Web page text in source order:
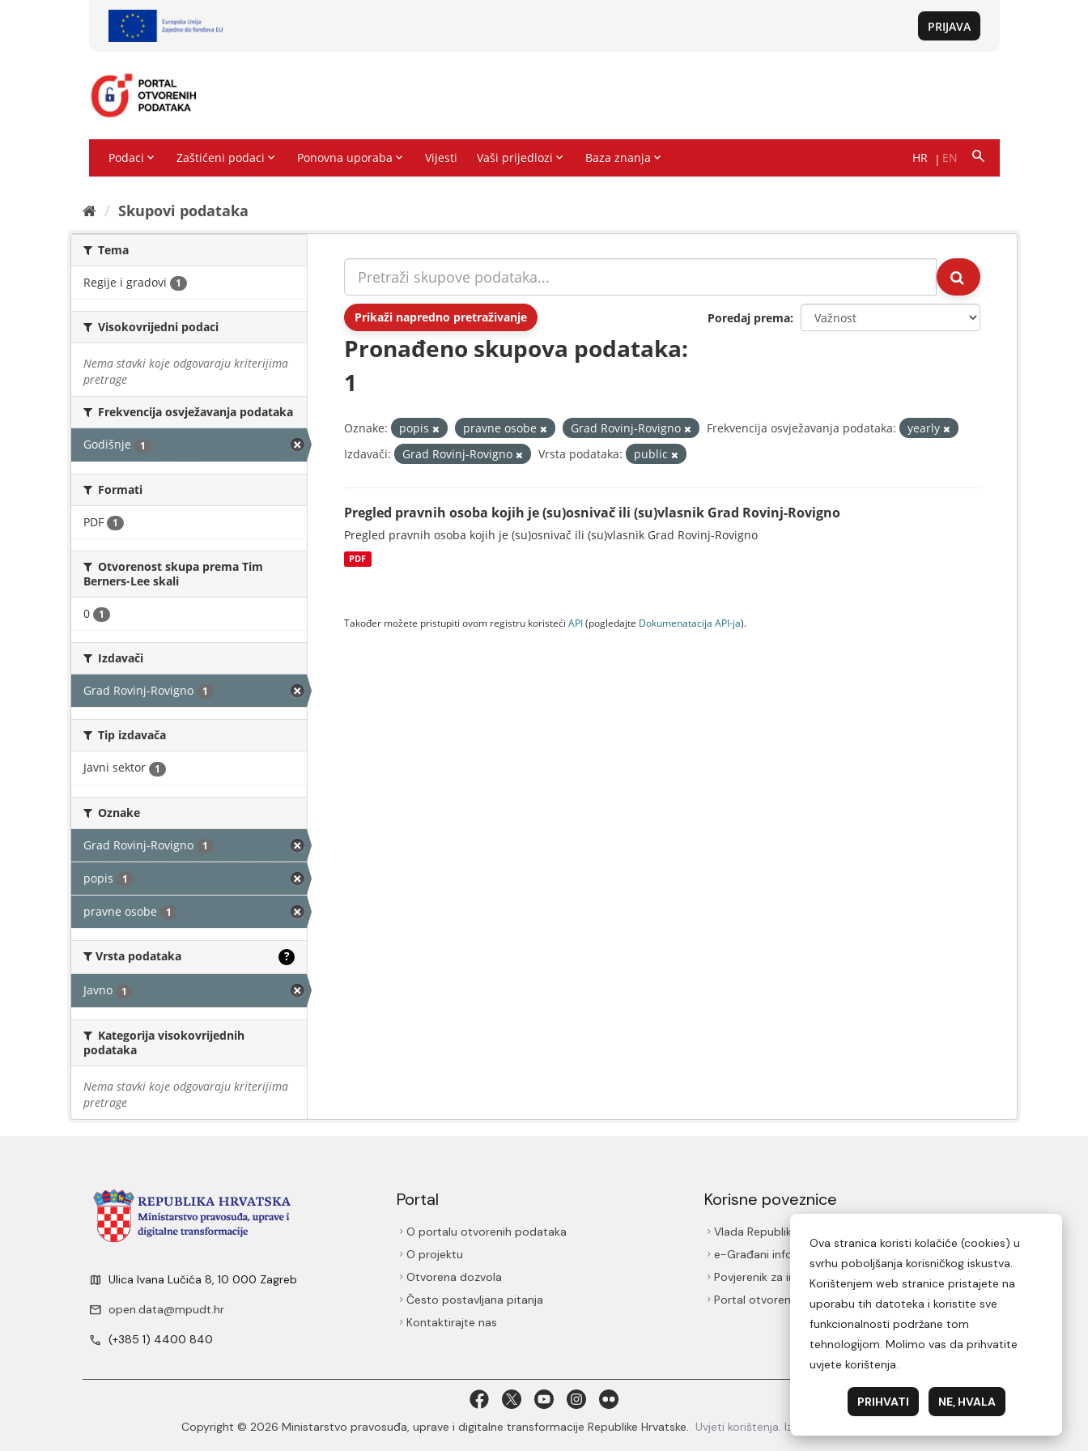
Skupovi podаtаkа
Tema
Regije i gradovi 1
Visokovrijedni podaci
Nema stavki koje odgovaraju kriterijima
pretrage
Frekvencija osvježavanja podataka
Godišnje 1
Formati
PDF 1
Otvorenost skupa prema Tim
Berners-Lee skali
0 1
Izdavači
Grad Rovinj-Rovigno 1
Tip izdavača
Javni sektor 1
Oznake
Grad Rovinj-Rovigno 1
popis 1
pravne osobe 1
Vrsta podataka ?
Javno 1
Kategorija visokovrijednih
podataka
Nema stavki koje odgovaraju kriterijima
pretrage
Prikaži napredno pretraživanje Poredaj prema
Pronađeno skupova podataka:
1
Oznake: popis pravne osobe Grad Rovinj-Rovigno Frekvencija osvježavanja podataka:
yearly
Izdavači:
Grad Rovinj-Rovigno Vrsta podataka: public
Pregled pravnih osoba kojih je (su)osnivač ili (su)vlasnik Grad Rovinj-Rovigno
Pregled pravnih osoba kojih je (su)osnivač ili (su)vlasnik Grad Rovinj-Rovigno
PDF
Također možete pristupiti ovom registru koristeći API(pogledajte Dokumenаtаcijа API-jа).